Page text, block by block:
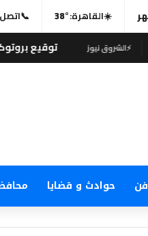
☀️القاهرة:38°
📞
توقيع بروتوكولات تعاون
فن حوادث و قضايا